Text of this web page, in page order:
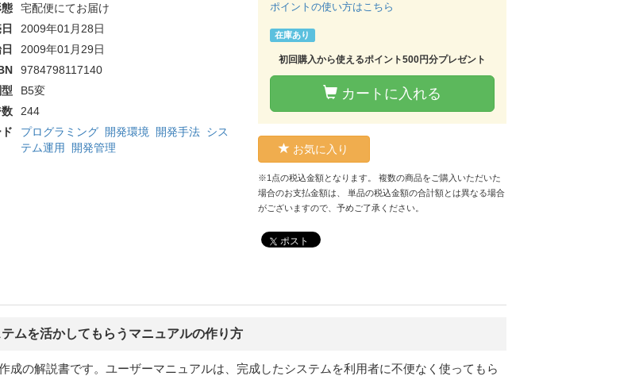
宅配便にてお届け
2009年01月28日
2009年01月29日
9784798117140
B5変
244
プログラミング 開発環境 開発手法 シス
テム運用
開発管理
ポイントの使い方はこちら
在庫あり
初回購入から使えるポイント500円分プレゼント
カートに入れる
お気に入り
※1点の税込金額となります。 複数の商品をご購入いただいた
場合のお支払金額は、 単品の税込金額の合計額とは異なる場合
がございますので、予めご了承ください。
ポスト
ムを活かしてもらうマニュアルの作り方
成の解説書です。ユーザーマニュアルは、完成したシステムを利用者に不便なく使ってもら